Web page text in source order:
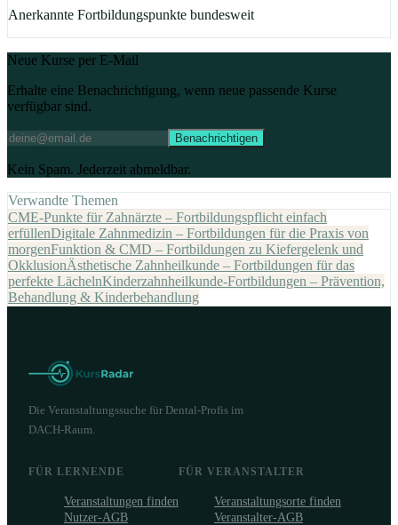
Anerkannte Fortbildungspunkte bundesweit
Neue Kurse per E-Mail
Erhalte eine Benachrichtigung, wenn neue passende Kurse
verfügbar sind.
Benachrichtigen
Kein Spam. Jederzeit abmeldbar.
Verwandte Themen
CME-Punkte für Zahnärzte – Fortbildungspflicht einfach
erfüllenDigitale Zahnmedizin – Fortbildungen für die Praxis von
morgenFunktion & CMD – Fortbildungen zu Kiefergelenk und
OkklusionÄsthetische Zahnheilkunde – Fortbildungen für das
perfekte LächelnKinderzahnheilkunde-Fortbildungen – Prävention,
Behandlung & Kinderbehandlung
Die Veranstaltungssuche für Dental-Profis im
DACH-Raum.
FÜR LERNENDE
Veranstaltungen finden
Nutzer-AGB
FÜR VERANSTALTER
Veranstaltungsorte finden
Veranstalter-AGB